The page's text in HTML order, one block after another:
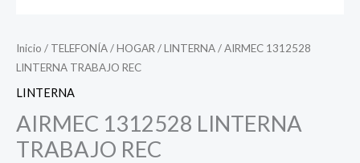
Inicio / TELEFONÍA/HOGAR /LINTERNA/ AIRMEC 1312528
LINTERNA TRABAJO REC
LINTERNA
AIRMEC 1312528 LINTERNA
TRABAJO REC